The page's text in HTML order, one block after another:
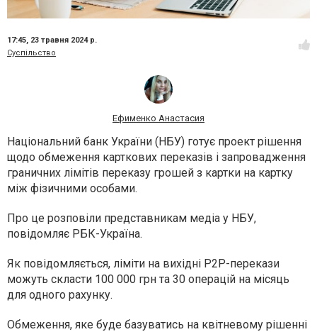
17:45, 23 травня 2024 р.
Суспільство
Ефименко Анастасия
Національний банк України (НБУ) готує проект рішення
щодо обмеження карткових переказів і запровадження
граничних лімітів переказу грошей з картки на картку
між фізичними особами.
Про це розповіли представникам медіа у НБУ,
повідомляє РБК-Україна.
Як повідомляється, ліміти на вихідні P2P-перекази
можуть скласти 100 000 грн та 30 операцій на місяць
для одного рахунку.
Обмеження, яке буде базуватись на квітневому рішенні